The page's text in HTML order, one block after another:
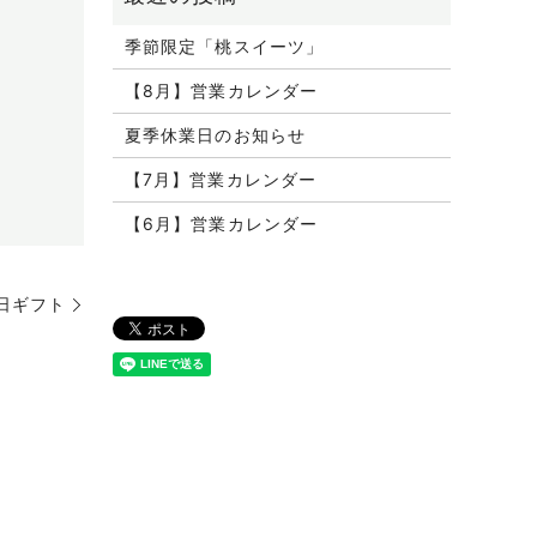
ギフト
季節限定「桃スイーツ」
【8月】営業カレンダー
夏季休業日のお知らせ
【7月】営業カレンダー
【6月】営業カレンダー